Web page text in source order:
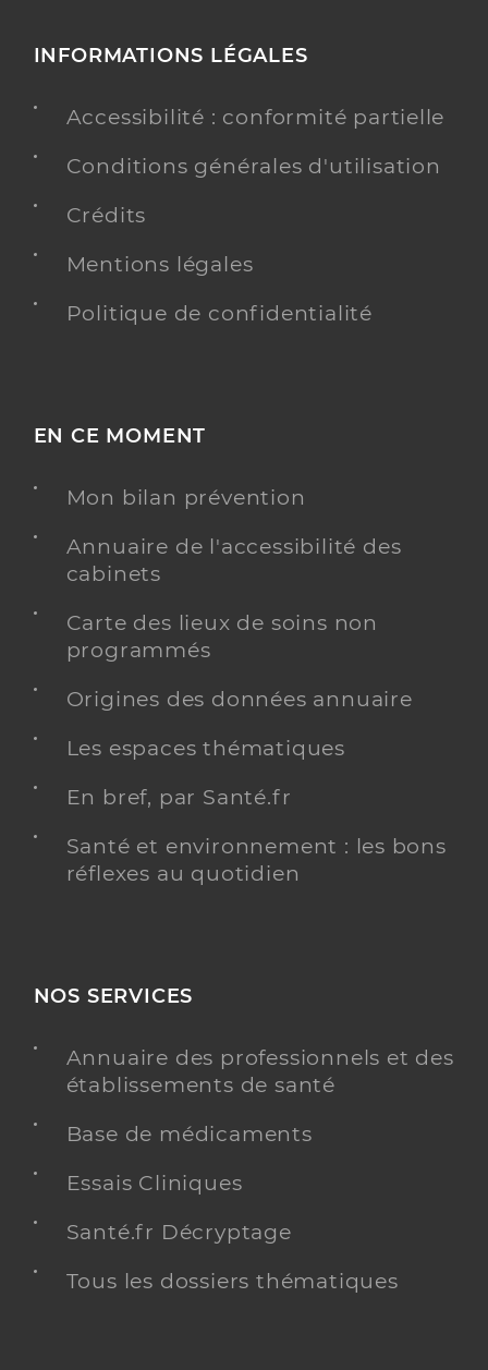
INFORMATIONS LÉGALES
Accessibilité : conformité partielle
Conditions générales d'utilisation
Crédits
Mentions légales
Politique de confidentialité
EN CE MOMENT
Mon bilan prévention
Annuaire de l'accessibilité des
cabinets
Carte des lieux de soins non
programmés
Origines des données annuaire
Les espaces thématiques
En bref, par Santé.fr
Santé et environnement : les bons
réflexes au quotidien
NOS SERVICES
Annuaire des professionnels et des
établissements de santé
Base de médicaments
Essais Cliniques
Santé.fr Décryptage
Tous les dossiers thématiques